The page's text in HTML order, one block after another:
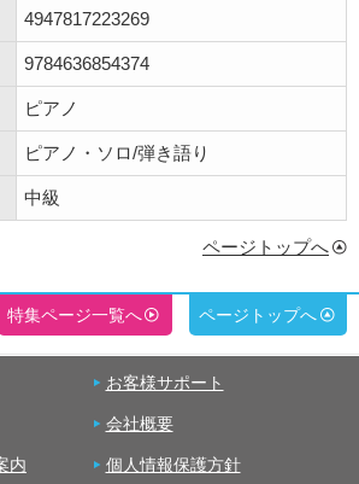
4947817223269
9784636854374
ピアノ
ピアノ・ソロ/弾き語り
中級
ページトップへ
特集ページ一覧へ ページトップへ
お客様サポート
会社概要
内 個人情報保護方針